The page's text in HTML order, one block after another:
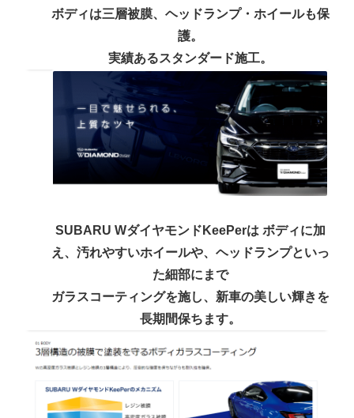
ボディは三層被膜、ヘッドランプ・ホイールも保
護。
実績あるスタンダード施工。
SUBARU WダイヤモンドKeePerは ボディに加
え、汚れやすいホイールや、ヘッドランプといっ
た細部にまで
ガラスコーティングを施し、新⾞の美しい輝きを
⻑期間保ちます。